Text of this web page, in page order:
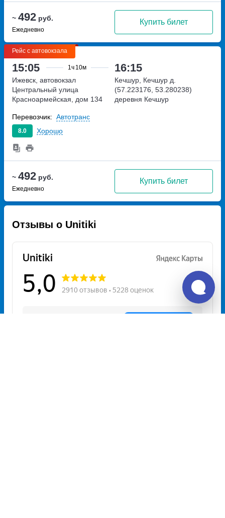
~ 492 руб.
Ежедневно
Купить билет
Рейс с автовокзала
15:05 1ч 10м 16:15
~ 492 руб.
Ежедневно
Купить билет
Ижевск, автовокзал
Центральный улица
Красноармейская, дом 134
Кечшур, Кечшур д.
(57.223176, 53.280238)
деревня Кечшур
8.0 Хорошо
Перевозчик: Автотранс
Отзывы о Unitiki